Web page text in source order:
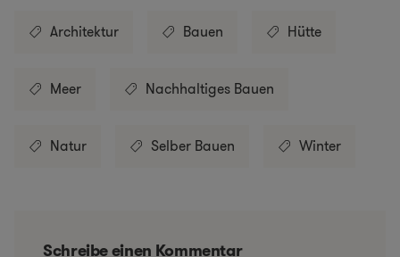
Architektur Bauen Hütte
Meer Nachhaltiges Bauen
Natur Selber Bauen Winter
Schreibe einen Kommentar